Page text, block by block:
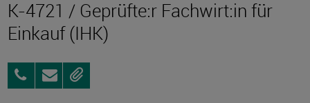
K-4721 / Geprüfte:r Fachwirt:in für
Einkauf (IHK)
0381
96903075
AnfragenMerken